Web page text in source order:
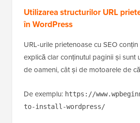
Utilizarea structurilor URL
în WordPress
URL-urile prietenoase cu SEO
explică clar conținutul paginii și sunt
de oameni, cât și de motoarele de
De exemplu: https://
to-install-wordpress/